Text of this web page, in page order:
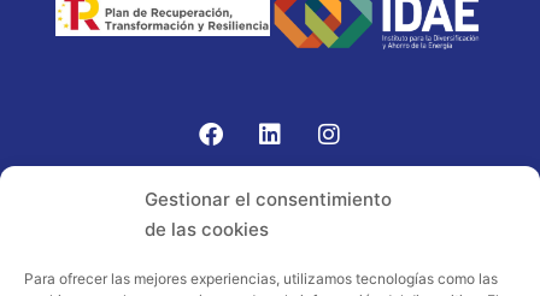
Gestionar el consentimiento
de las cookies
Para ofrecer las mejores experiencias, utilizamos tecnologías como las